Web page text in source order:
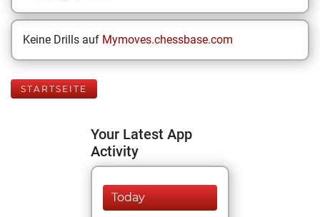
Keine Drills auf Mymoves.chessbase.com
STARTSEITE
Your Latest App
Activity
Today